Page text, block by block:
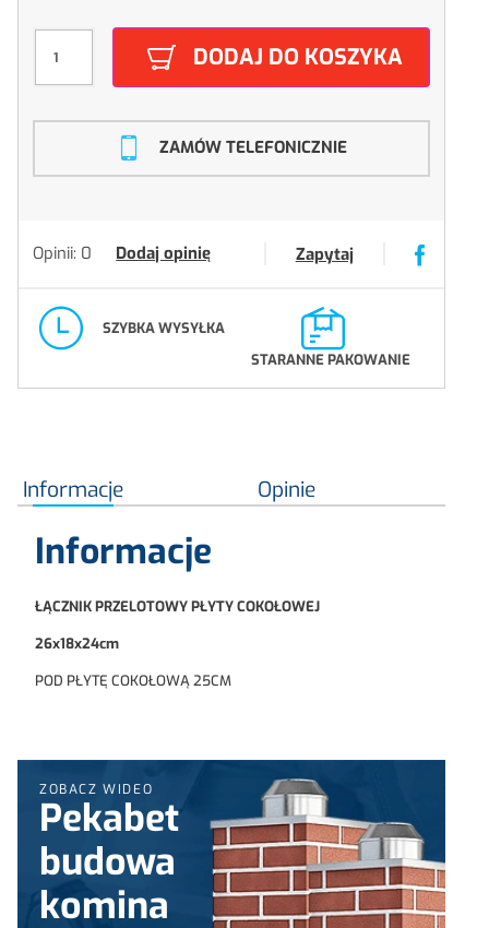
DODAJ DO KOSZYKA
ZAMÓW TELEFONICZNIE
Opinii: 0 Dodaj opinię Zapytaj
SZYBKA WYSYŁKA
STARANNE PAKOWANIE
Informacje Opinie
Informacje
ŁĄCZNIK PRZELOTOWY PŁYTY COKOŁOWEJ
26x18x24cm
POD PŁYTĘ COKOŁOWĄ 25CM
ZOBACZ WIDEO
Pekabet
budowa
komina